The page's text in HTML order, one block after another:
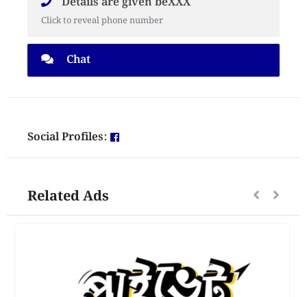
Click to reveal phone number
Chat
Social Profiles:
Related Ads